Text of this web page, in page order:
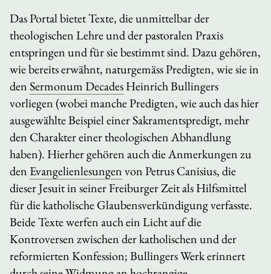
Das Portal bietet Texte, die unmittelbar der
theologischen Lehre und der pastoralen Praxis
entspringen und für sie bestimmt sind. Dazu gehören,
wie bereits erwähnt, naturgemäss Predigten, wie sie in
denSermonum DecadesHeinrich Bullingers
vorliegen (wobei manche Predigten, wie auch das hier
ausgewählte Beispiel einer Sakramentspredigt, mehr
den Charakter einer theologischen Abhandlung
haben). Hierher gehören auch die Anmerkungen zu
den Evangelienlesungenvon Petrus Canisius, die
dieser Jesuit in seiner Freiburger Zeit als Hilfsmittel
für die katholische Glaubensverkündigung verfasste.
Beide Texte werfen auch ein Licht auf die
Kontroversen zwischen der katholischen und der
reformierten Konfession; Bullingers Werk erinnert